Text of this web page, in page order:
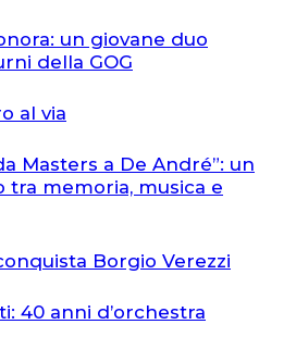
un giovane duo
della GOG
al via
Masters a De André”: un
tra memoria, musica e
Borgio Verezzi
40 anni d’orchestra